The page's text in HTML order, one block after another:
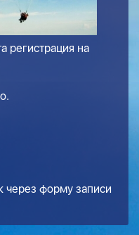
регистрация на
через форму записи